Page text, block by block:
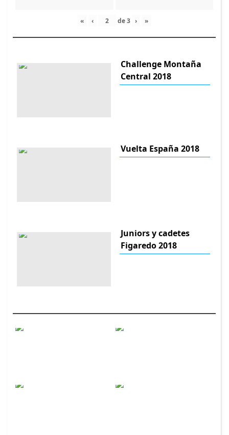
« ‹ de3 › »
Challenge Montaña
Central 2018
Vuelta España 2018
Juniors y cadetes
Figaredo 2018